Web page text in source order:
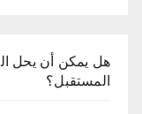
هل يمكن أن يحل
المستقبل؟